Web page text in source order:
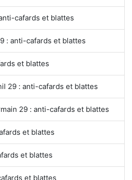
cafards et blattes
: anti-cafards et blattes
et blattes
29 : anti-cafards et blattes
29 : anti-cafards et blattes
et blattes
et blattes
et blattes